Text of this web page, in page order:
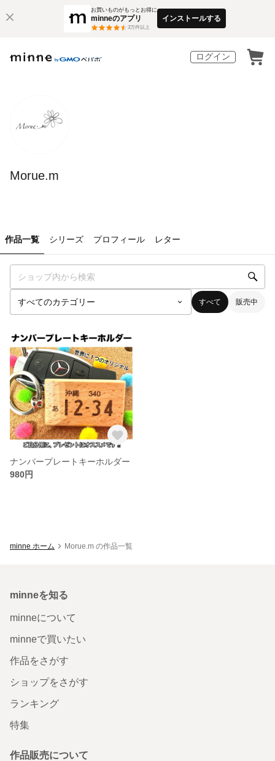
お買いものがもっとお得に
minneのアプリ
3万件以上
インストールする
ログイン
Morue.m
作品一覧 シリーズ プロフィール レター
すべて 販売中
ナンバープレートキーホルダー
980円
minne ホーム Morue.m の作品一覧
minneを知る
minneについて
minneで買いたい
作品をさがす
ショップをさがす
ランキング
特集
作品販売について